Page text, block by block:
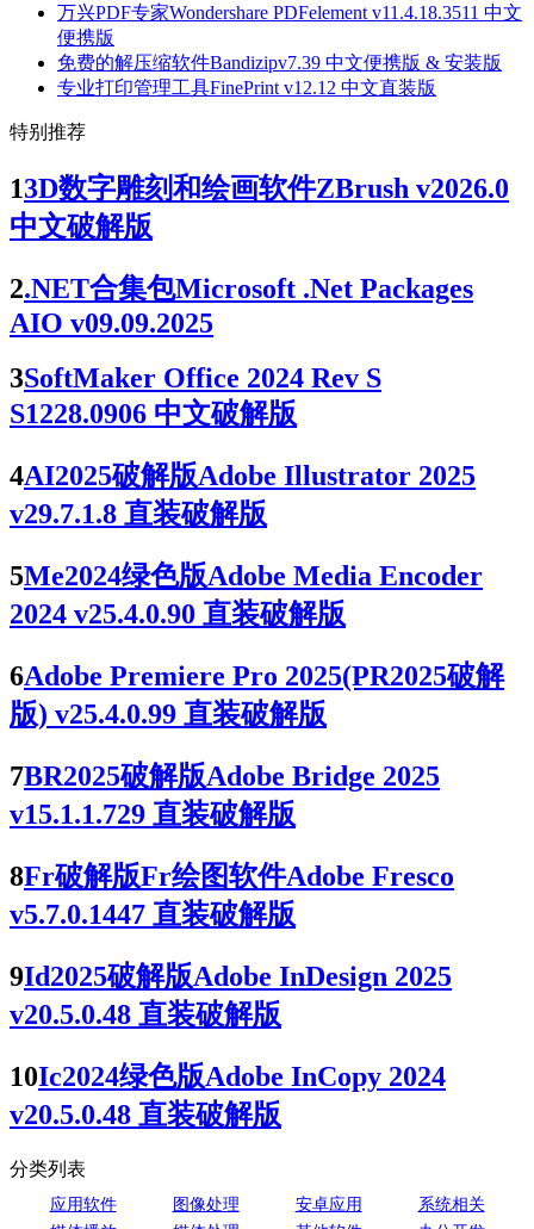
万兴PDF专家Wondershare PDFelement v11.4.18.3511 中文
便携版
免费的解压缩软件Bandizipv7.39 中文便携版 & 安装版
专业打印管理工具FinePrint v12.12 中文直装版
特别推荐
13D数字雕刻和绘画软件ZBrush v2026.0
中文破解版
2.NET合集包Microsoft .Net Packages
AIO v09.09.2025
3SoftMaker Office 2024 Rev S
S1228.0906 中文破解版
4AI2025破解版Adobe Illustrator 2025
v29.7.1.8 直装破解版
5Me2024绿色版Adobe Media Encoder
2024 v25.4.0.90 直装破解版
6Adobe Premiere Pro 2025(PR2025破解
版) v25.4.0.99 直装破解版
7BR2025破解版Adobe Bridge 2025
v15.1.1.729 直装破解版
8Fr破解版Fr绘图软件Adobe Fresco
v5.7.0.1447 直装破解版
9Id2025破解版Adobe InDesign 2025
v20.5.0.48 直装破解版
10Ic2024绿色版Adobe InCopy 2024
v20.5.0.48 直装破解版
分类列表
应用软件 图像处理 安卓应用
系统相关